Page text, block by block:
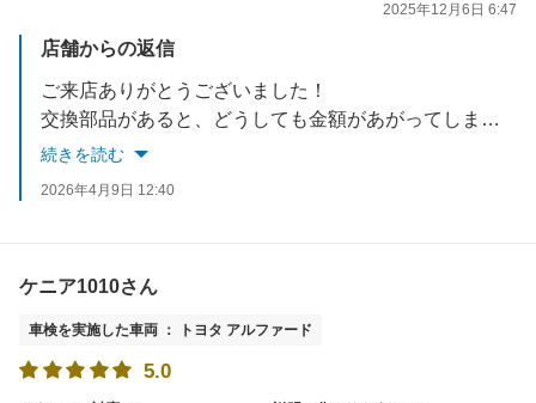
2025年12月6日 6:47
店舗からの返信
ご来店ありがとうございました！
交換部品があると、どうしても金額があがってしまいます。
車検に通らない箇所はもちろんですが、安全に走行していただけるように
続きを読む
2026年4月9日 12:40
ケニア1010さん
車検を実施した車両 ： トヨタ アルファード
5.0